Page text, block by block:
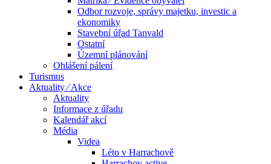
Odbor rozvoje, správy majetku, investic a
ekonomiky
Stavební úřad Tanvald
Ostatní
Územní plánování
Ohlášení pálení
Turismus
Aktuality ⁄ Akce
Aktuality
Informace z úřadu
Kalendář akcí
Média
Videa
Léto v Harrachově